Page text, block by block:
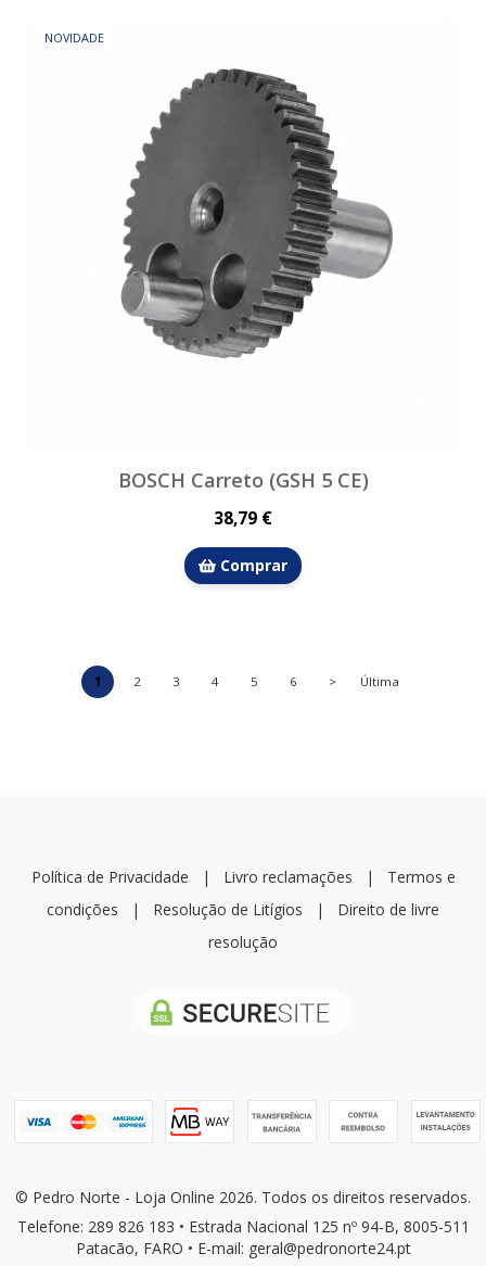
NOVIDADE
BOSCH Carreto (GSH 5 CE)
38,79 €
Comprar
1 2 3 4 5 6 > Última
Política de Privacidade | Livro reclamações | Termos e
condições | Resolução de Litígios | Direito de livre
resolução
© Pedro Norte - Loja Online 2026. Todos os direitos reservados.
Telefone: 289 826 183 • Estrada Nacional 125 nº 94-B, 8005-511
Patacão, FARO • E-mail: geral@pedronorte24.pt